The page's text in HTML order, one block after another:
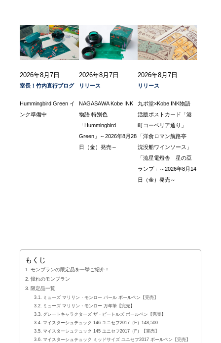
2026年8月7日
室長！竹内直行ブログ
Hummingbird Green イ
ンク準備中
2026年8月7日
リリース
NAGASAWA Kobe INK
物語 特別色
「Hummingbird
Green」～2026年8月28
日（金）発売～
2026年8月7日
リリース
九ポ堂×Kobe INK物語
活版ポストカード「港
町コーベリア通り」
「洋食ロマン航路亭
沈没船ワインソース」
「流星電燈舎 星の豆
ランプ」～2026年8月14
日（金）発売～
もくじ
モンブランの限定品を一挙ご紹介！
憧れのモンブラン
限定品一覧
ミューズ マリリン・モンロー パール ボールペン【完売】
ミューズ マリリン・モンロー 万年筆【完売】
グレートキャラクターズ ザ・ビートルズ ボールペン【完売】
マイスターシュテュック 146 ユニセフ2017（F）148,500
マイスターシュテュック 145 ユニセフ2017（F）【完売】
マイスターシュテュック ミッドサイズ ユニセフ2017 ボールペン【完売】